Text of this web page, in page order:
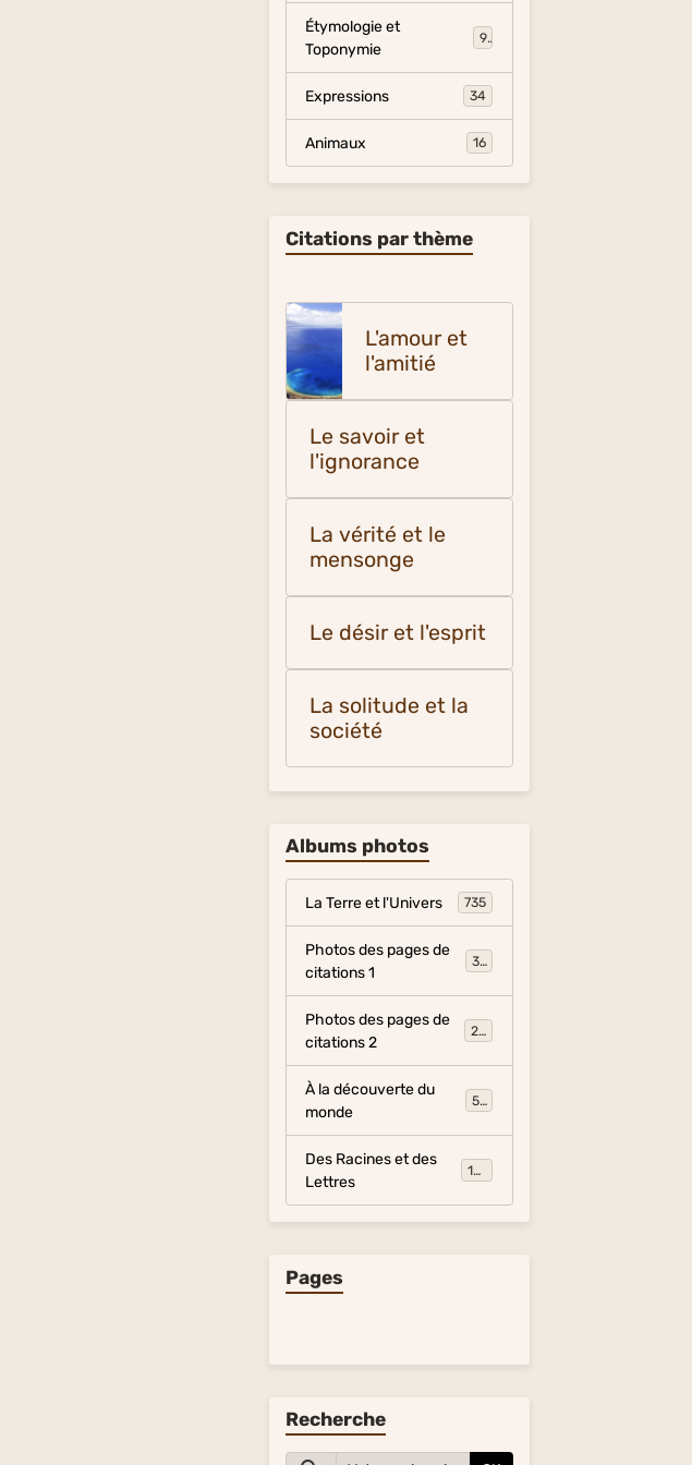
Étymologie et
Toponymie
9
Expressions 34
Animaux 16
Citations par thème
L'amour et
l'amitié
Le savoir et
l'ignorance
La vérité et le
mensonge
Le désir et l'esprit
La solitude et la
société
Albums photos
La Terre et l'Univers 735
Photos des pages de
citations 1
317
Photos des pages de
citations 2
281
À la découverte du
monde
54
Des Racines et des
Lettres
134
Pages
Recherche